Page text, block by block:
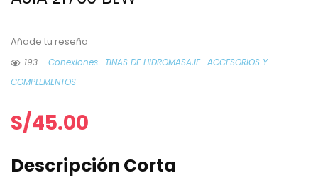
Añade tu reseña
193
Conexiones TINAS DE HIDROMASAJE ACCESORIOS Y
COMPLEMENTOS
S/45.00
Descripción Corta